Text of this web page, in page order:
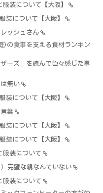
装について【大阪】
装について【大阪】
ッシュさん
)の食事を支える食材ランキン
ーズ」を読んで色々感じた事
無い
装について【大阪】
葉
装について【大阪】
装について【大阪】
装について
完璧な親なんていない
装について